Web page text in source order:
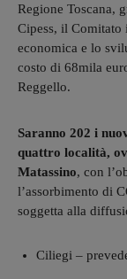
Regione Toscana,
Cipess, il Comitato
economica e lo
costo di 68mila
Reggello.
Saranno 202 i
quattro località,
Matassino, con
l’assorbimento di
soggetta alla
Ciliegi –